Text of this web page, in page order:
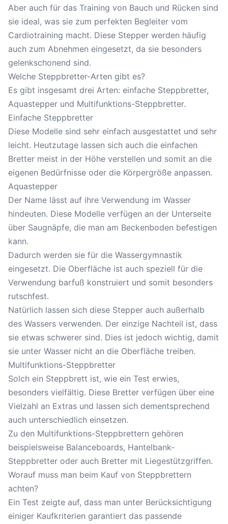
Aber auch für das Training von Bauch und Rücken sind
sie ideal, was sie zum perfekten Begleiter vom
Cardiotraining macht. Diese Stepper werden häufig
auch zum Abnehmen eingesetzt, da sie besonders
gelenkschonend sind.
Welche Steppbretter-Arten gibt es?
Es gibt insgesamt drei Arten: einfache Steppbretter,
Aquastepper und Multifunktions-Steppbretter.
Einfache Steppbretter
Diese Modelle sind sehr einfach ausgestattet und sehr
leicht. Heutzutage lassen sich auch die einfachen
Bretter meist in der Höhe verstellen und somit an die
eigenen Bedürfnisse oder die Körpergröße anpassen.
Aquastepper
Der Name lässt auf ihre Verwendung im Wasser
hindeuten. Diese Modelle verfügen an der Unterseite
über Saugnäpfe, die man am Beckenboden befestigen
kann.
Dadurch werden sie für die Wassergymnastik
eingesetzt. Die Oberfläche ist auch speziell für die
Verwendung barfuß konstruiert und somit besonders
rutschfest.
Natürlich lassen sich diese Stepper auch außerhalb
des Wassers verwenden. Der einzige Nachteil ist, dass
sie etwas schwerer sind. Dies ist jedoch wichtig, damit
sie unter Wasser nicht an die Oberfläche treiben.
Multifunktions-Steppbretter
Solch ein Steppbrett ist, wie ein Test erwies,
besonders vielfältig. Diese Bretter verfügen über eine
Vielzahl an Extras und lassen sich dementsprechend
auch unterschiedlich einsetzen.
Zu den Multifunktions-Steppbrettern gehören
beispielsweise Balanceboards, Hantelbank-
Steppbretter oder auch Bretter mit Liegestützgriffen.
Worauf muss man beim Kauf von Steppbrettern
achten?
Ein Test zeigte auf, dass man unter Berücksichtigung
einiger Kaufkriterien garantiert das passende